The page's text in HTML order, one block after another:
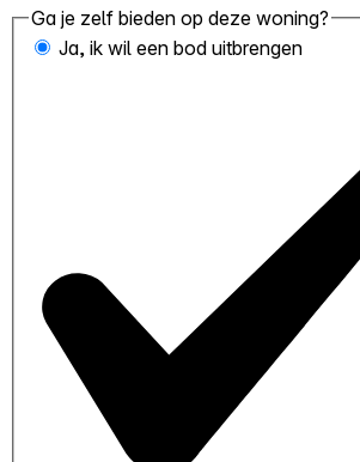
Ga je zelf bieden op deze woning?
Ja, ik wil een bod uitbrengen